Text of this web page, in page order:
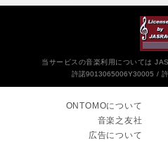
当サービスの音楽利用については
許諾9013065006Y30005
ONTOMOについて
音楽之友社
広告について